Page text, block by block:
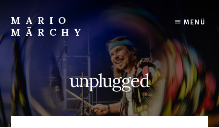
content
MARIO
MÄRCHY
Live
Studiodrummer
MENÜ
unplugged